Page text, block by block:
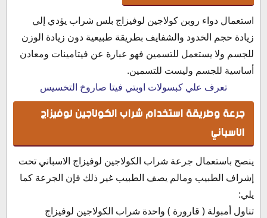
استعمال دواء روبن كولاجين لوفيزاج بلس شراب يؤدي إلي
زيادة حجم الخدود والشفايف بطريقة طبيعية دون زيادة الوزن
للجسم ولا يستعمل للتسمين فهو عبارة عن فيتامينات ومعادن
أساسية للجسم وليست للتسمين.
تعرف علي كبسولات اوبتي فيتا صاروخ التخسيس
جرعة وطريقة استخدام شراب الكولاجين لوفيزاج
الاسباني
ينصح باستعمال جرعة شراب الكولاجين لوفيزاج الاسباني تحت
إشراف الطبيب ومالم يصف الطبيب غير ذلك فإن الجرعة كما
يلي:
تناول أمبولة ( قارورة ) واحدة شراب الكولاجين لوفيزاج